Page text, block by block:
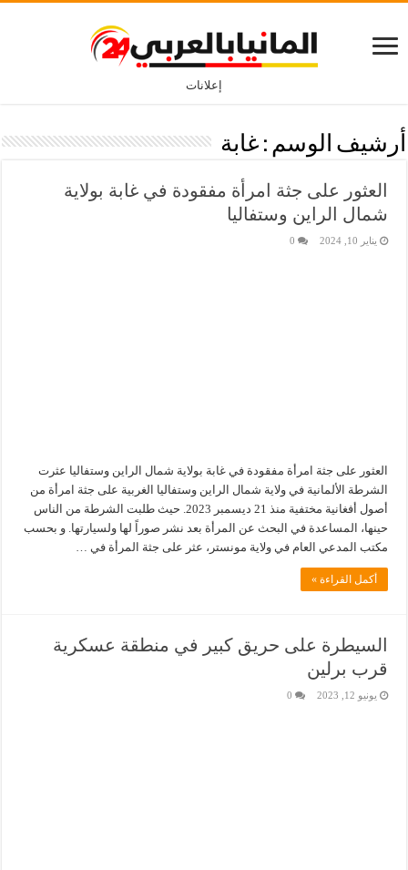
إعلانات
أرشيف الوسم : غابة
العثور على جثة امرأة مفقودة في غابة بولاية
شمال الراين وستفاليا
يناير 10, 2024 0
العثور على جثة امرأة مفقودة في غابة بولاية شمال الراين وستفاليا عثرت
الشرطة الألمانية في ولاية شمال الراين وستفاليا الغربية على جثة امرأة من
أصول أفغانية مختفية منذ 21 ديسمبر 2023. حيث طلبت الشرطة من الناس
حينها، المساعدة في البحث عن المرأة بعد نشر صوراً لها ولسيارتها. و بحسب
مكتب المدعي العام في ولاية مونستر، عثر على جثة المرأة في …
أكمل القراءة »
السيطرة على حريق كبير في منطقة عسكرية
قرب برلين
يونيو 12, 2023 0